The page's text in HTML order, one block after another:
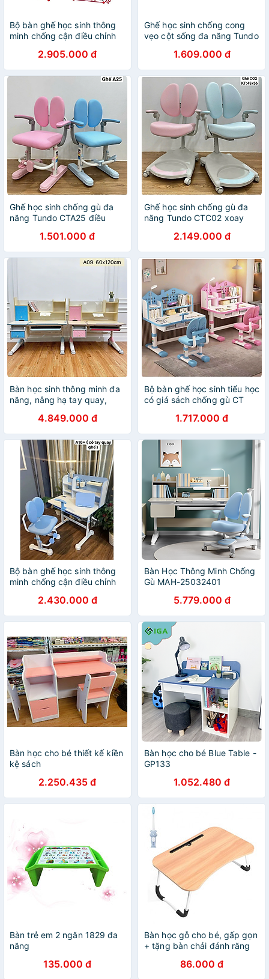
Bộ bàn ghế học sinh thông
minh chống cận điều chỉnh
CTIRSS68 ngang 80cm
2.905.000 đ
Ghế học sinh chống cong
vẹo cột sống đa năng Tundo
độ, tay vịn chỉnh 60 độ
1.609.000 đ
Ghế học sinh chống gù đa
năng Tundo CTA25 điều
1.501.000 đ
Ghế học sinh chống gù đa
năng Tundo CTC02 xoay
chỉnh 90 độ2.149.000 đ
Bàn học sinh thông minh đa
năng, nâng hạ tay quay,
chống lóa Tundo CTA09
ngang 120cm
4.849.000 đ
Bộ bàn ghế học sinh tiểu học
có giá sách chống gù CT
1.717.000 đ
Bộ bàn ghế học sinh thông
minh chống cận điều chỉnh
CTIRSSA16plus+ ngang
80cm
2.430.000 đ
Bàn Học Thông Minh Chống
Gù MAH-25032401
5.779.000 đ
Bàn học cho bé thiết kế kiền
kệ sách
2.250.435 đ
Bàn học cho bé Blue Table -
GP133
1.052.480 đ
Bàn trẻ em 2 ngăn 1829 đa
năng
135.000 đ
Bàn học gỗ cho bé, gấp gọn
+ tặng bàn chải đánh răng
86.000 đ